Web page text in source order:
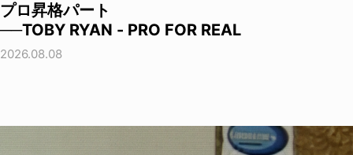
プロ昇格パート
──TOBY RYAN - PRO FOR REAL
2026.08.08